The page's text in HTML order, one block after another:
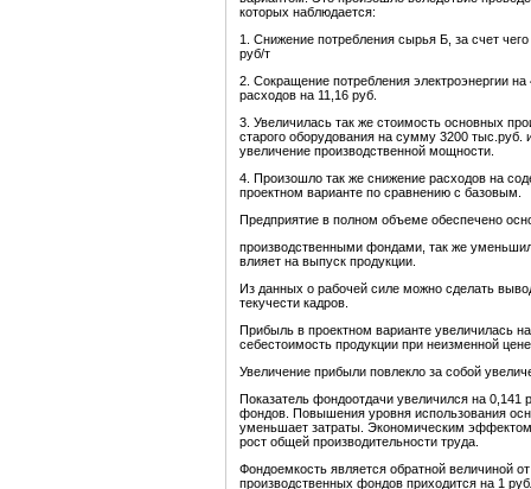
которых наблюдается:
1. Снижение потребления сырья Б, за счет
руб/т
2. Сокращение потребления электроэнергии
расходов на 11,16 руб.
3. Увеличилась так же стоимость основных
старого оборудования на сумму 3200
увеличение производственной мощности.
4. Произошло так же снижение расходов на
проектном варианте по сравнению с базовым.
Предприятие в полном объеме обеспечено
производственными фондами, так же
влияет на выпуск продукции.
Из данных о рабочей силе можно сделать
текучести кадров.
Прибыль в проектном варианте увеличилась
себестоимость продукции при неизменной
Увеличение прибыли повлекло за собой
Показатель фондоотдачи увеличился на 0,141
фондов. Повышения уровня использования
уменьшает затраты. Экономическим
рост общей производительности труда.
Фондоемкость является обратной величиной
производственных фондов приходится на 1